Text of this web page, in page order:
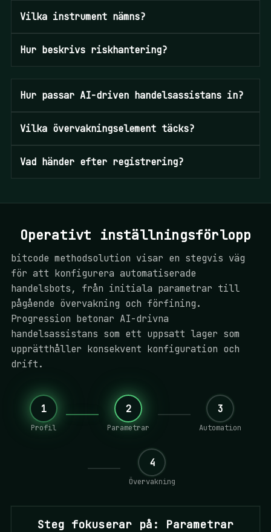
Vilka instrument nämns?
Hur beskrivs riskhantering?
Hur passar AI-driven handelsassistans in?
Vilka övervakningselement täcks?
Vad händer efter registrering?
Operativt inställningsförlopp
bitcode methodsolution visar en stegvis väg
för att konfigurera automatiserade
handelsbots, från initiala parametrar till
pågående övervakning och förfining.
Progression betonar AI-drivna
handelsassistans som ett uppsatt lager som
upprätthåller konsekvent konfiguration och
drift.
1
Profil
2
Parametrar
3
Automation
4
Övervakning
Steg fokuserar på: Parametrar